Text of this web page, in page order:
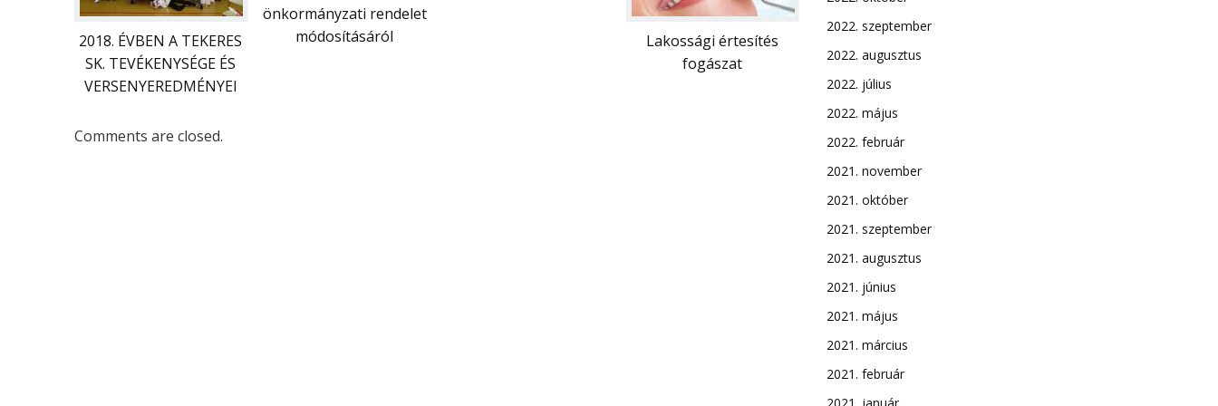
2018. ÉVBEN A TEKERES
SK. TEVÉKENYSÉGE ÉS
VERSENYEREDMÉNYEI
önkormányzati rendelet
módosításáról
Lakossági értesítés
fogászat
Comments are closed.
2022. szeptember
2022. augusztus
2022. július
2022. május
2022. február
2021. november
2021. október
2021. szeptember
2021. augusztus
2021. június
2021. május
2021. március
2021. február